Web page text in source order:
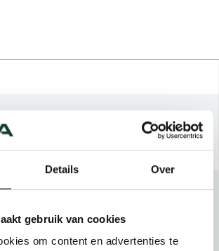
Details Over
gebruik van cookies
om content en advertenties te